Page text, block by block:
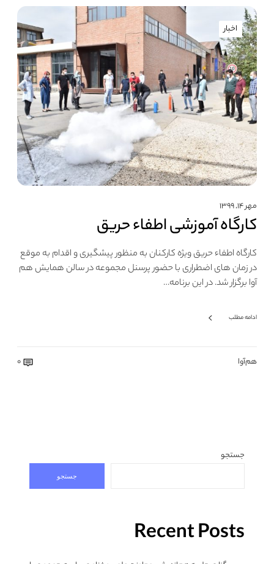
اخبار
مهر ۱۴, ۱۳۹۹
کارگاه آموزشی اطفاء حریق
کارگاه اطفاء حریق ویژه کارکنان به منظور پیشگیری و اقدام به موقع
در زمان های اضطراری با حضور پرسنل مجموعه در سالن همایش هم
آوا برگزار شد. در این برنامه…
ادامه مطلب
هم‌آوا 0
جستجو
جستجو
Recent Posts